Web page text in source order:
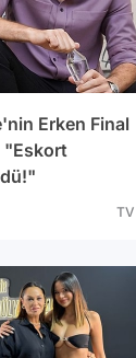
Erken Final
"Eskort
TV